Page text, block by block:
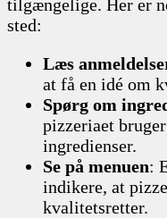
tilgængelige. Her er
sted:
Læs
at få en idé om
Spørg om
pizzeriaet
ingredienser.
Se på menuen:
indikere, at
kvalitetsretter.